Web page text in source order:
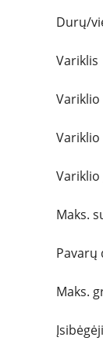
Durų/
Maks.
Pavarų